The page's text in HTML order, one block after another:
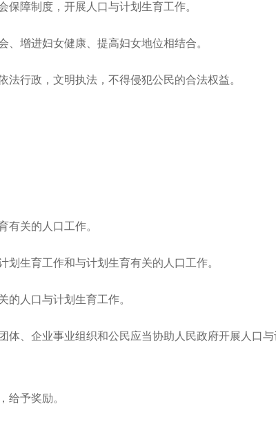
障制度，开展人口与计划生育工作。
增进妇女健康、提高妇女地位相结合。
行政，文明执法，不得侵犯公民的合法权益。
关的人口工作。
生育工作和与计划生育有关的人口工作。
人口与计划生育工作。
、企业事业组织和公民应当协助人民政府开展人口与
予奖励。